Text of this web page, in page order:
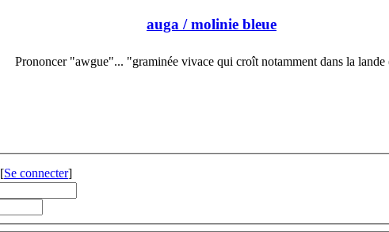
auga / molinie bleue
Prononcer "awgue"... "graminée vivace qui croît notamment dans la
[Se connecter]